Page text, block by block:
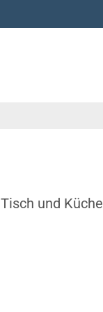
Tisch und Küche